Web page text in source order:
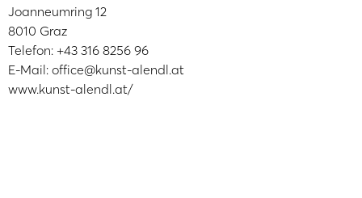
Joanneumring 12
8010 Graz
Telefon: +43 316 8256 96
E-Mail: office@kunst-alendl.at
www.kunst-alendl.at/